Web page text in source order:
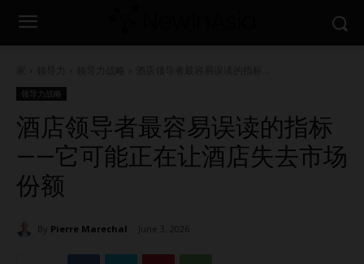
领导力战略
酒店领导者最容易误读的指标
——它可能正在让酒店失去市场
份额
By Pierre Marechal June 3, 2026